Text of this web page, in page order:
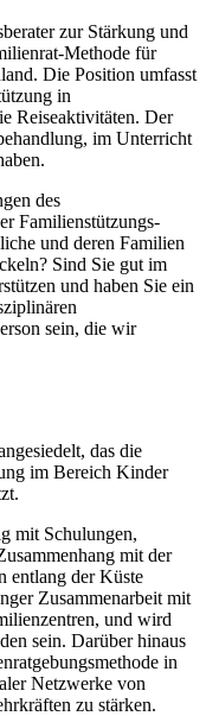
zur Stärkung und
Methode für
Die Position umfasst
in
Reiseaktivitäten. Der
im Unterricht
des
Familienstützungs-
und deren Familien
Sind Sie gut im
und haben Sie ein
sein, die wir
das die
im Bereich Kinder
mit Schulungen,
mit der
entlang der Küste
Zusammenarbeit mit
und wird
sein. Darüber hinaus
in
Netzwerke von
zu stärken.